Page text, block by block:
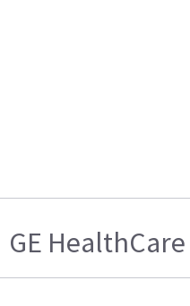
GE HealthCare